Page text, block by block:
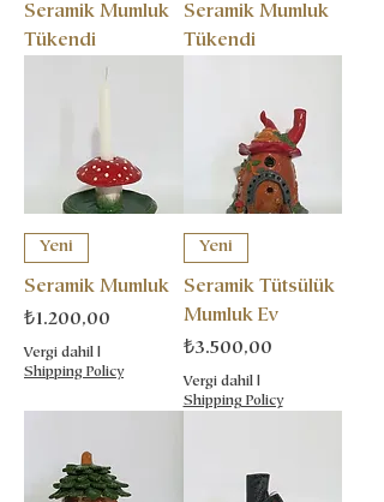
Seramik Mumluk
Tükendi
Seramik Mumluk
Tükendi
Yeni
Seramik Mumluk
Fiyat
₺1.200,00
Vergi dahil
Shipping Policy
Yeni
Seramik Tütsülük
Mumluk Ev
Fiyat
₺3.500,00
Vergi dahil|
Shipping Policy